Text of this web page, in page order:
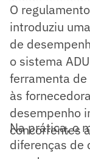
O
introduziu
de
o sistema
ferramenta
às
desempenho
concorrentes
Na prática, o
diferenças de